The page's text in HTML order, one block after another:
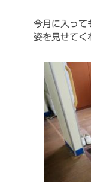
今月に入って
姿を見せてく